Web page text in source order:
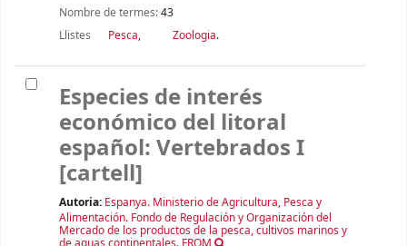
Nombre de termes:43
Llistes
Pesca, Zoologia.
Especies de interés
económico del litoral
español: Vertebrados I
[cartell]
Autoria: Espanya. Ministerio de Agricultura, Pesca y
Alimentación. Fondo de Regulación y Organización del
Mercado de los productos de la pesca, cultivos marinos y